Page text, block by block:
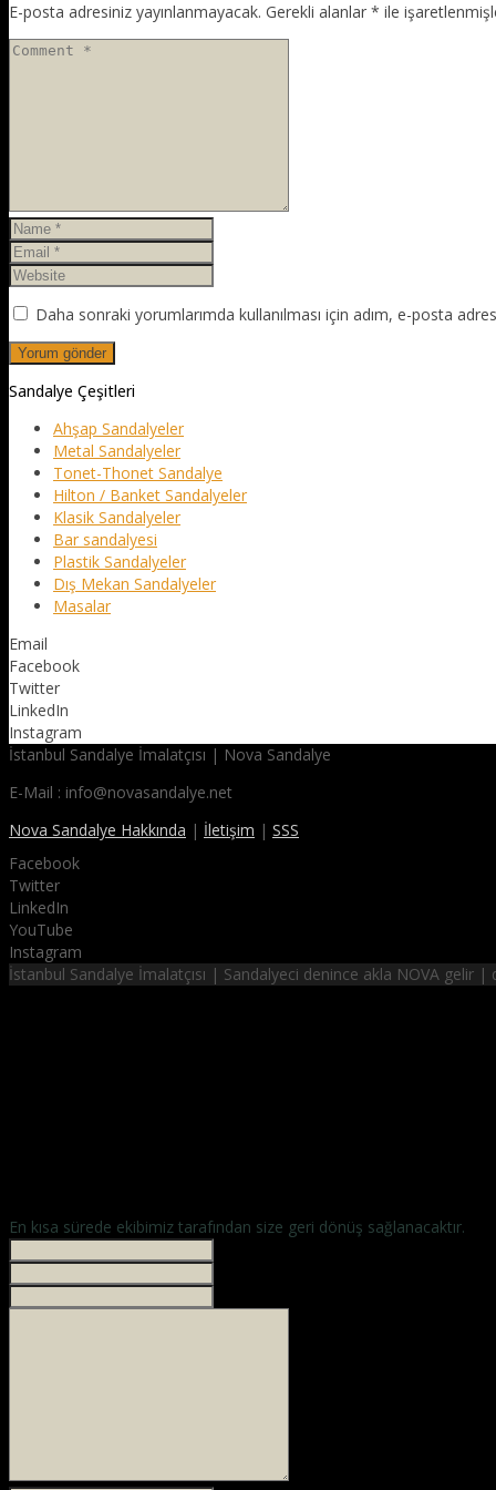
E-posta adresiniz yayınlanmayacak. Gerekli alanlar * ile
Daha sonraki yorumlarımda kullanılması için adım, e-posta
Sandalye Çeşitleri
Ahşap Sandalyeler
Metal Sandalyeler
Tonet-Thonet Sandalye
Hilton / Banket Sandalyeler
Klasik Sandalyeler
Bar sandalyesi
Plastik Sandalyeler
Dış Mekan Sandalyeler
Masalar
Email
Facebook
Twitter
LinkedIn
Instagram
İstanbul Sandalye İmalatçısı | Nova Sandalye
E-Mail : info@novasandalye.net
Nova Sandalye Hakkında | İletişim | SSS
Facebook
Twitter
LinkedIn
YouTube
Instagram
İstanbul Sandalye İmalatçısı | Sandalyeci denince akla NOVA gelir
En kısa sürede ekibimiz tarafından size geri dönüş sağlanacaktır.